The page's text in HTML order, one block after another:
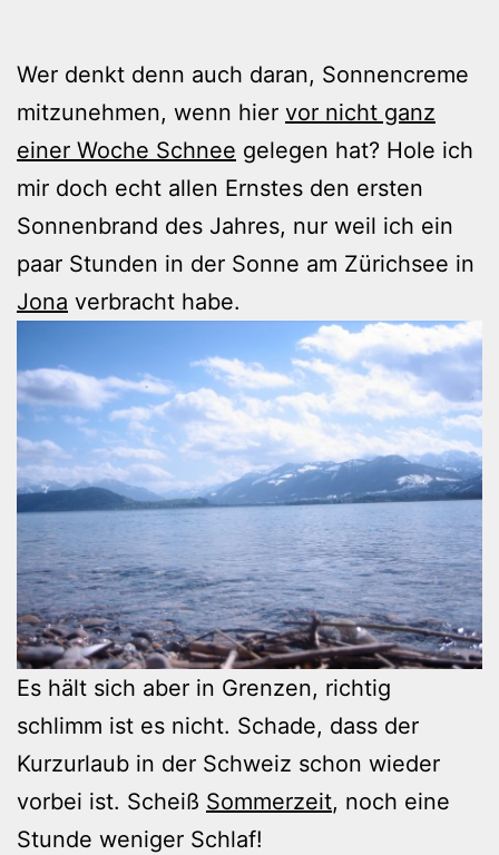
Wer denkt denn auch daran, Sonnencreme
mitzunehmen, wenn hier vor nicht ganz
einer Woche Schnee gelegen hat? Hole ich
mir doch echt allen Ernstes den ersten
Sonnenbrand des Jahres, nur weil ich ein
paar Stunden in der Sonne am Zürichsee in
Jona verbracht habe.
Es hält sich aber in Grenzen, richtig
schlimm ist es nicht. Schade, dass der
Kurzurlaub in der Schweiz schon wieder
vorbei ist. Scheiß Sommerzeit, noch eine
Stunde weniger Schlaf!